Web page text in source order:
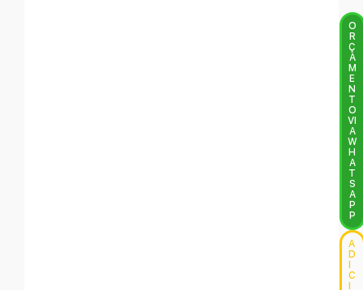
O
R
Ç
A
M
E
N
T
O
VI
A
W
H
A
T
S
A
P
P
A
D
C